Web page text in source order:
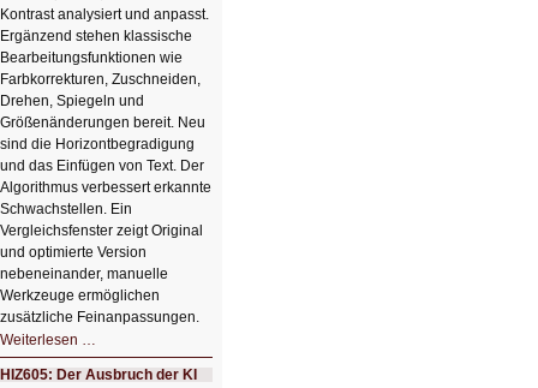
Kontrast analysiert und anpasst.
Ergänzend stehen klassische
Bearbeitungsfunktionen wie
Farbkorrekturen, Zuschneiden,
Drehen, Spiegeln und
Größenänderungen bereit. Neu
sind die Horizontbegradigung
und das Einfügen von Text. Der
Algorithmus verbessert erkannte
Schwachstellen. Ein
Vergleichsfenster zeigt Original
und optimierte Version
nebeneinander, manuelle
Werkzeuge ermöglichen
zusätzliche Feinanpassungen.
Weiterlesen …
Bildverschönerung
mit
einem
HIZ605: Der Ausbruch der KI